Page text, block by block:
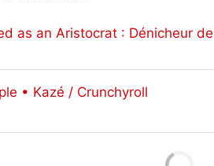
as an Aristocrat : Dénicheur
• Kazé / Crunchyroll